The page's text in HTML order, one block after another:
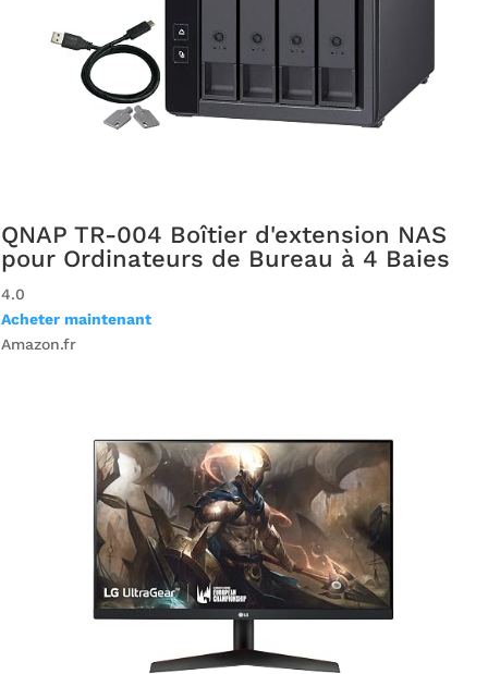
QNAP TR-004 Boîtier d'extension NAS
pour Ordinateurs de Bureau à 4 Baies
4.0
Acheter maintenant
Amazon.fr